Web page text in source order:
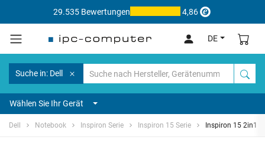
29.535 Bewertungen 4,86
DE
Suche in: Dell
Wählen Sie Ihr Gerät
Dell Notebook Inspiron Serie Inspiron 15 Serie Inspiron 15 2in1